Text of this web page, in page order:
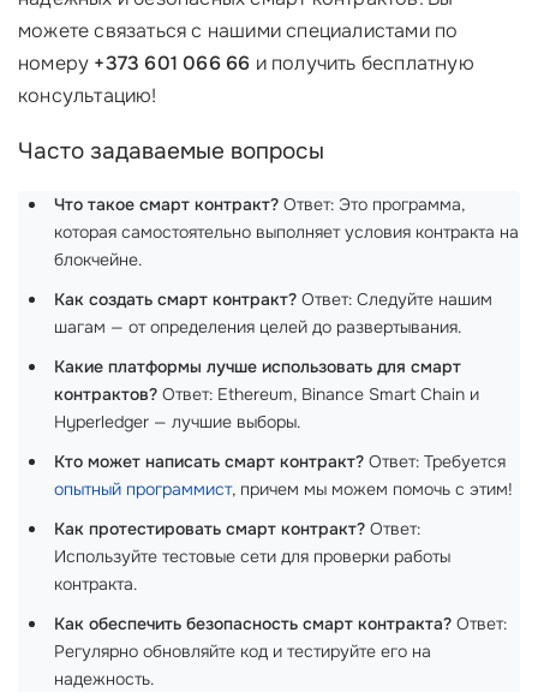
можете связаться с нашими специалистами по
номеру +373 601 066 66 и получить бесплатную
консультацию!
Часто задаваемые вопросы
Что такое смарт контракт? Ответ: Это программа,
которая самостоятельно выполняет условия контракта на
блокчейне.
Как создать смарт контракт? Ответ: Следуйте нашим
шагам — от определения целей до развертывания.
Какие платформы лучше использовать для смарт
контрактов? Ответ: Ethereum, Binance Smart Chain и
Hyperledger — лучшие выборы.
Кто может написать смарт контракт? Ответ: Требуется
опытный программист, причем мы можем помочь с этим!
Как протестировать смарт контракт? Ответ:
Используйте тестовые сети для проверки работы
контракта.
Как обеспечить безопасность смарт контракта? Ответ:
Регулярно обновляйте код и тестируйте его на
надежность.